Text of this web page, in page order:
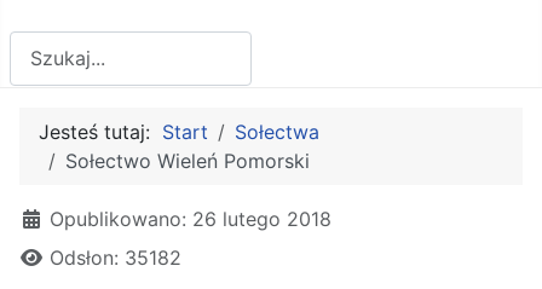
Jesteś tutaj: Start
Sołectwa
Sołectwo Wieleń Pomorski
Szczegóły
Opublikowano: 26 lutego 2018
Odsłon: 35182